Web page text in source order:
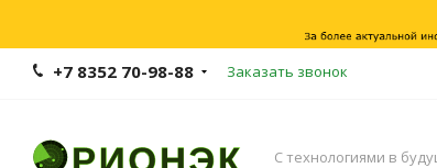
+7 8352 70-98-88 Заказать звонок
С технологиями в